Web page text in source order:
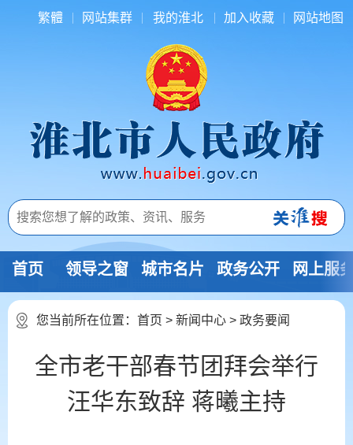
繁體 网站集群 我的淮北 加入收藏 网站地图
首页 领导之窗 城市名片 政务公开 网上服
您当前所在位置： 首页 > 新闻中心 > 政务要闻
全市老干部春节团拜会举行
汪华东致辞 蒋曦主持